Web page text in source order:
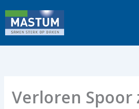
to
content
Verloren Spoor